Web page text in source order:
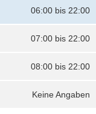
06:00 bis 22:00
07:00 bis 22:00
08:00 bis 22:00
Keine Angaben